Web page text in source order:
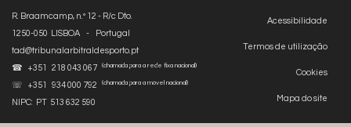
Acessibilidade
Termos de utilização
Cookies
Mapa do site
R. Braamcamp, n.º 12 - R/c Dto.
1250-050 LISBOA - Portugal
tad@tribunalarbitraldesporto.pt
☎ +351 218 043 067
(chamada para a rede fixa nacional)
☏ +351 934 000 792 (chamada para a móvel nacional)
NIPC: PT 513 632 590